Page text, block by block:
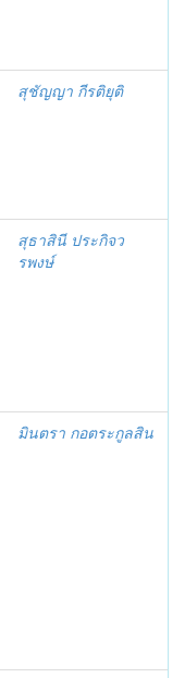
สุชัญญา กีรติยุติ
สุธาสินี ประกิจว
รพงษ์
มินตรา กอตระกูลสิน